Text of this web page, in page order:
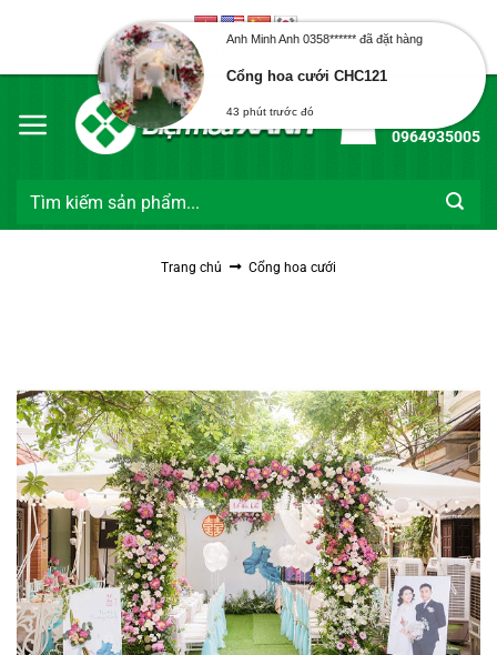
Chào mừng bạn đến với Điện Hoa Xanh
0964935005
Tìm
Trang chủ Cổng hoa cưới
Anh Minh Anh 0358****** đã đặt hàng
Cổng hoa cưới CHC121
43 phút trước đó